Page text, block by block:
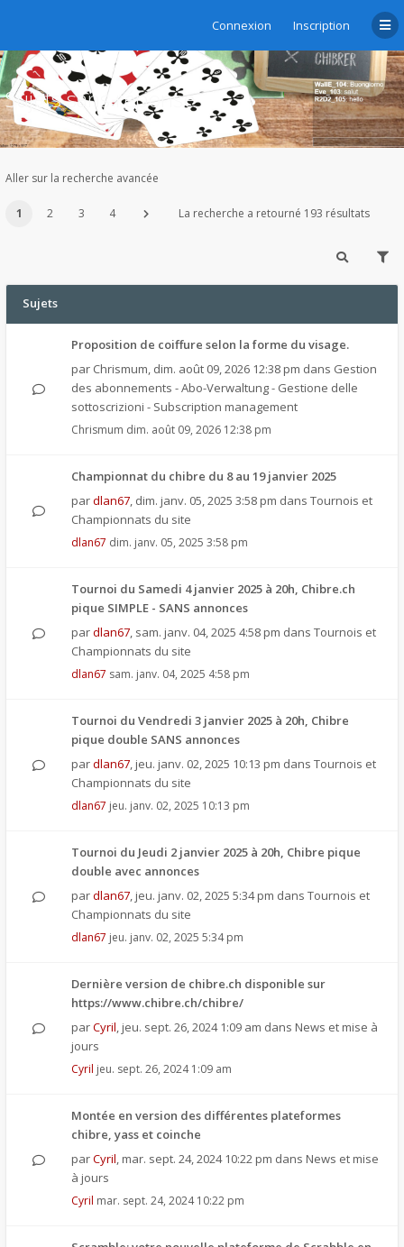
Connexion Inscription
Sujets sans réponse
Aller sur la recherche avancée
1 2 3 4 La recherche a retourné 193 résultats
Sujets
Proposition de coiffure selon la forme du visage.
par Chrismum, dim. août 09, 2026 12:38 pm dans Gestion
des abonnements - Abo-Verwaltung - Gestione delle
sottoscrizioni - Subscription management
Chrismum dim. août 09, 2026 12:38 pm
Championnat du chibre du 8 au 19 janvier 2025
pardlan67, dim. janv. 05, 2025 3:58 pm dans Tournois et
Championnats du site
dlan67 dim. janv. 05, 2025 3:58 pm
Tournoi du Samedi 4 janvier 2025 à 20h, Chibre.ch
pique SIMPLE - SANS annonces
pardlan67, sam. janv. 04, 2025 4:58 pm dans Tournois et
Championnats du site
dlan67 sam. janv. 04, 2025 4:58 pm
Tournoi du Vendredi 3 janvier 2025 à 20h, Chibre
pique double SANS annonces
pardlan67, jeu. janv. 02, 2025 10:13 pm dans Tournois et
Championnats du site
dlan67 jeu. janv. 02, 2025 10:13 pm
Tournoi du Jeudi 2 janvier 2025 à 20h, Chibre pique
double avec annonces
pardlan67, jeu. janv. 02, 2025 5:34 pm dans Tournois et
Championnats du site
dlan67 jeu. janv. 02, 2025 5:34 pm
Dernière version de chibre.ch disponible sur
https://www.chibre.ch/chibre/
parCyril, jeu. sept. 26, 2024 1:09 am dans News et mise à
jours
Cyril jeu. sept. 26, 2024 1:09 am
Montée en version des différentes plateformes
chibre, yass et coinche
parCyril, mar. sept. 24, 2024 10:22 pm dans News et mise
à jours
Cyril mar. sept. 24, 2024 10:22 pm